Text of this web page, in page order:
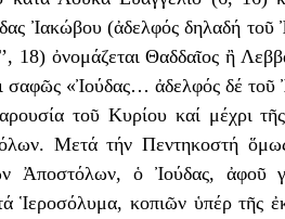
Ἰακώβου (ἀδελφός δηλαδή τοῦ
ὀνομάζεται Θαδδαῖος ἢ
σαφῶς «Ἰούδας… ἀδελφός δέ
τοῦ Κυρίου καί μέχρι
Μετά τήν Πεντηκοστή
Ἀποστόλων, ὁ Ἰούδας, ἀφοῦ
Ἱεροσόλυμα, κοπιῶν ὑπέρ τῆς